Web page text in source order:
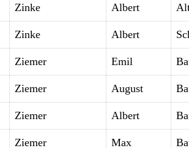
Zinke Albert
Zinke Albert
Ziemer Emil
Ziemer August
Ziemer Albert
Ziemer Max